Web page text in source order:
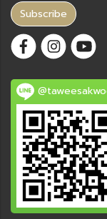
Subscribe